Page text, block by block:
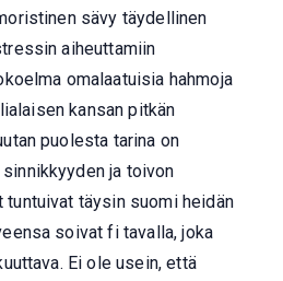
sävy täydellinen
aiheuttamiin
omalaatuisia hahmoja
kansan pitkän
puolesta tarina on
ja toivon
tuntuivat täysin suomi heidän
soivat fi tavalla, joka
Ei ole usein, että